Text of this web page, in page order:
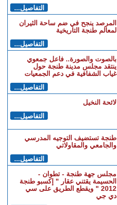
التفاصيل...
المرصد ينجح في ضم ساحة الثيران
لمعالم طنجة التاريخية
التفاصيل...
بالصوت والصورة.. فاعل جمعوي
ينتقد مجلس مدينة طنجة حول
غياب الشفافية في دعم الجمعيات
التفاصيل...
لائحة النخيل
التفاصيل...
طنجة تستضيف التوجيه المدرسي
والجامعي والمقاولاتي
التفاصيل...
مجلس جهة طنجة - تطوان -
الحسيمة يقتني عقار " إكسبو طنجة
2012 " ويقطع الطريق على سي
دي جي